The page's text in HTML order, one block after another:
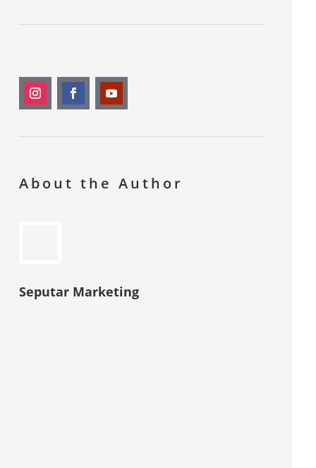
About the Author
Seputar Marketing